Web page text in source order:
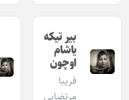
بیر تیکه
یاشام
اوچون
فریبا
مرتضایی